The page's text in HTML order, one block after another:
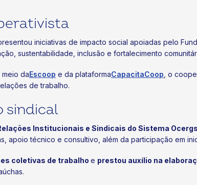
iniciativas de impacto social apoiadas pelo
sustentabilidade, inclusão e fortalecimento
daEscoop e da plataformaCapacitaCoop , o
de trabalho.
sindical
Institucionais e Sindicais do Sistema
apoio técnico e consultivo, além da participação em
coletivas de trabalho e prestou auxílio na